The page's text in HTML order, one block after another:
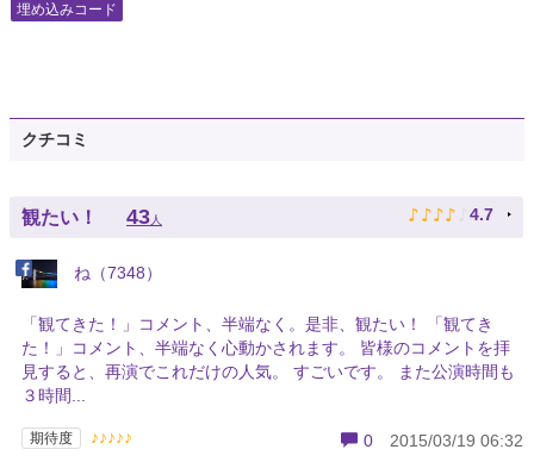
埋め込みコード
クチコミ
観たい！ 43人 ♪ ♪ ♪ ♪ ♪ 4.7
ね（7348）
「観てきた！」コメント、半端なく。是非、観たい！ 「観てき
た！」コメント、半端なく心動かされます。 皆様のコメントを拝
見すると、再演でこれだけの人気。 すごいです。 また公演時間も
３時間...
期待度 ♪♪♪♪♪ 0 2015/03/19 06:32